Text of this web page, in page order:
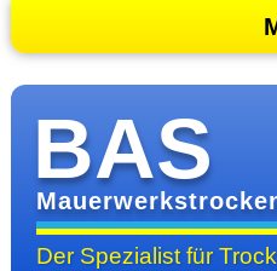
BAS
Der Spezialist für